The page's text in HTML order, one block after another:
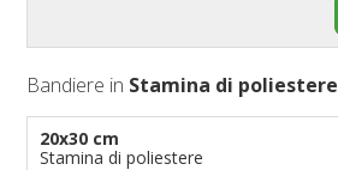
Bandiere in Stamina di poliestere
20x30 cm
Stamina di poliestere